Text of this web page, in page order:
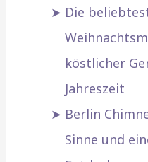
Die
köstlicher
Jahreszeit
Berlin
Sinne und